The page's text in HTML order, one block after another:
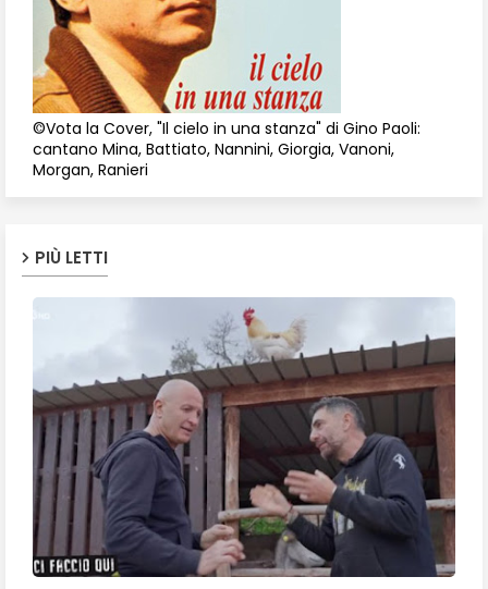
©Vota la Cover, "Il cielo in una stanza" di Gino Paoli:
cantano Mina, Battiato, Nannini, Giorgia, Vanoni,
Morgan, Ranieri
PIÙ LETTI